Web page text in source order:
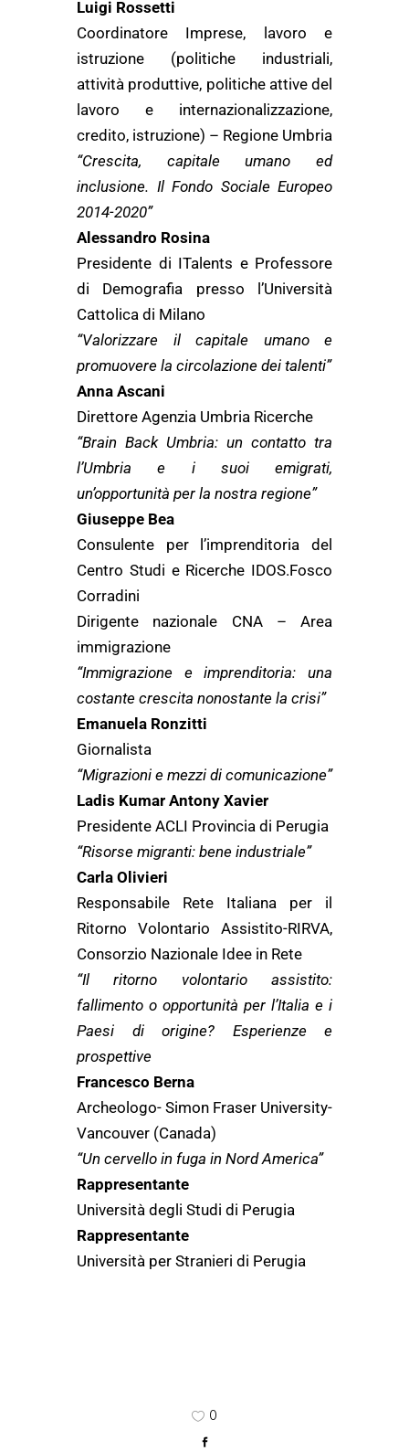
Luigi Rossetti
Coordinatore Imprese, lavoro e
istruzione (politiche industriali,
attività produttive, politiche attive del
lavoro e internazionalizzazione,
credito, istruzione) – Regione Umbria
“Crescita, capitale umano ed
inclusione. Il Fondo Sociale Europeo
2014-2020”
Alessandro Rosina
Presidente di ITalents e Professore
di Demografia presso l’Università
Cattolica di Milano
“Valorizzare il capitale umano e
promuovere la circolazione dei talenti”
Anna Ascani
Direttore Agenzia Umbria Ricerche
“Brain Back Umbria: un contatto tra
l’Umbria e i suoi emigrati,
un’opportunità per la nostra regione”
Giuseppe Bea
Consulente per l’imprenditoria del
Centro Studi e Ricerche IDOS.Fosco
Corradini
Dirigente nazionale CNA – Area
immigrazione
“Immigrazione e imprenditoria: una
costante crescita nonostante la crisi”
Emanuela Ronzitti
Giornalista
“Migrazioni e mezzi di comunicazione”
Ladis Kumar Antony Xavier
Presidente ACLI Provincia di Perugia
“Risorse migranti: bene industriale”
Carla Olivieri
Responsabile Rete Italiana per il
Ritorno Volontario Assistito-RIRVA,
Consorzio Nazionale Idee in Rete
“Il ritorno volontario assistito:
fallimento o opportunità per l’Italia e i
Paesi di origine? Esperienze e
prospettive
Francesco Berna
Archeologo- Simon Fraser University-
Vancouver (Canada)
“Un cervello in fuga in Nord America”
Rappresentante
Università degli Studi di Perugia
Rappresentante
Università per Stranieri di Perugia
0